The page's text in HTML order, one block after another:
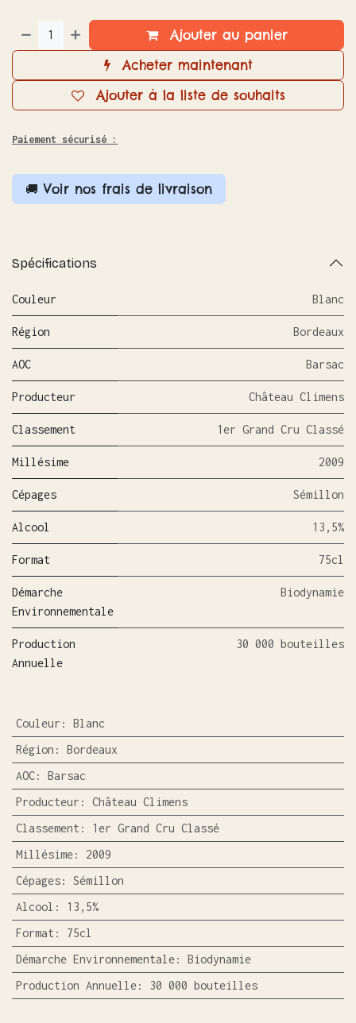
Ajouter au panier
Acheter maintenant
Ajouter à la liste de souhaits
Paiement sécurisé :
🚚 Voir nos frais de livraison
Spécifications
Couleur Blanc
Région Bordeaux
AOC Barsac
Producteur Château Climens
Classement 1er Grand Cru Classé
Millésime 2009
Cépages Sémillon
Alcool 13,5%
Format 75cl
Démarche
Environnementale
Biodynamie
Production
Annuelle
30 000 bouteilles
Couleur : Blanc
Région : Bordeaux
AOC: Barsac
Producteur : Château Climens
Classement : 1er Grand Cru Classé
Millésime: 2009
Cépages: Sémillon
Alcool : 13,5%
Format : 75cl
Démarche Environnementale: Biodynamie
Production Annuelle: 30 000 bouteilles